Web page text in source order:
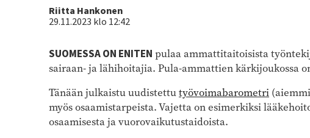
Kirjoittaja
Riitta Hankonen
29.11.2023 klo 12:42
SUOMESSA ON ENITEN pulaa ammattitaitoisista
sairaan- ja lähihoitajia. Pula-ammattien kärkijoukossa
Tänään julkaistu uudistettutyövoimabarometri
myös osaamistarpeista. Vajetta on esimerkiksi
osaamisesta ja vuorovaikutustaidoista.